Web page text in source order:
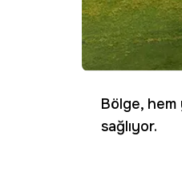
Bölge, hem
sağlıyor.